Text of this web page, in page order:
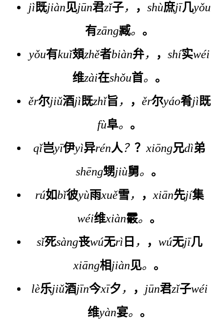
jì既jiàn见jūn君zǐ子， ， shù庶jī几yǒu
有zāng臧。 。
yǒu有kuǐ頍zhě者biàn弁， ， shí实wéi
维zài在shǒu首。 。
ěr尔jiǔ酒jì既zhǐ旨 ， ， ěr尔yáo肴jì既
fù阜。 。
qǐ岂yī伊yì异rén人？ ？ xiōng兄dì弟
shēng甥jiù舅。 。
rú如bǐ彼yù雨xuě雪， ， xiān先jí集
wéi维xiàn霰。 。
sǐ死sàng丧wú无rì 日 ， ， wú无jī几
xiāng相jiàn见。 。
lè乐jiǔ酒jīn今xī夕 ， ， jūn君zǐ子wéi
维yàn宴。 。